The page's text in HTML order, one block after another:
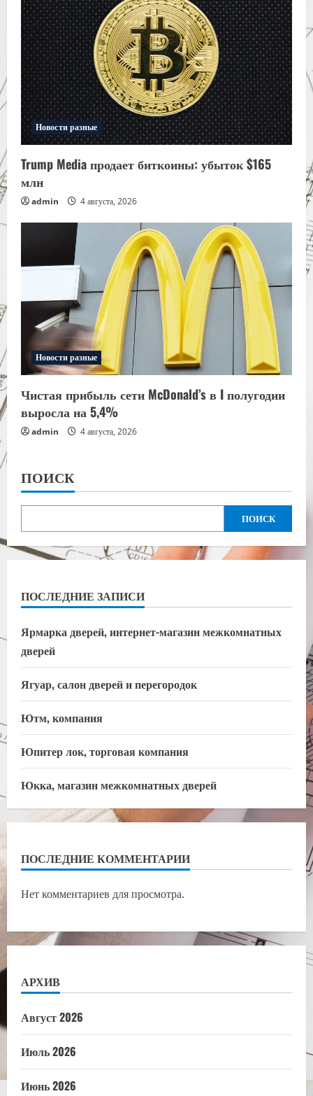
Новости разные
Trump Media продает биткоины: убыток $165
млн
admin 4 августа, 2026
Новости разные
Чистая прибыль сети McDonald’s в I полугодии
выросла на 5,4%
admin 4 августа, 2026
ПОИСК
ПОИСК
ПОСЛЕДНИЕ ЗАПИСИ
Ярмарка дверей, интернет-магазин межкомнатных
дверей
Ягуар, салон дверей и перегородок
Ютм, компания
Юпитер лок, торговая компания
Юкка, магазин межкомнатных дверей
ПОСЛЕДНИЕ КОММЕНТАРИИ
Нет комментариев для просмотра.
АРХИВ
Август 2026
Июль 2026
Июнь 2026